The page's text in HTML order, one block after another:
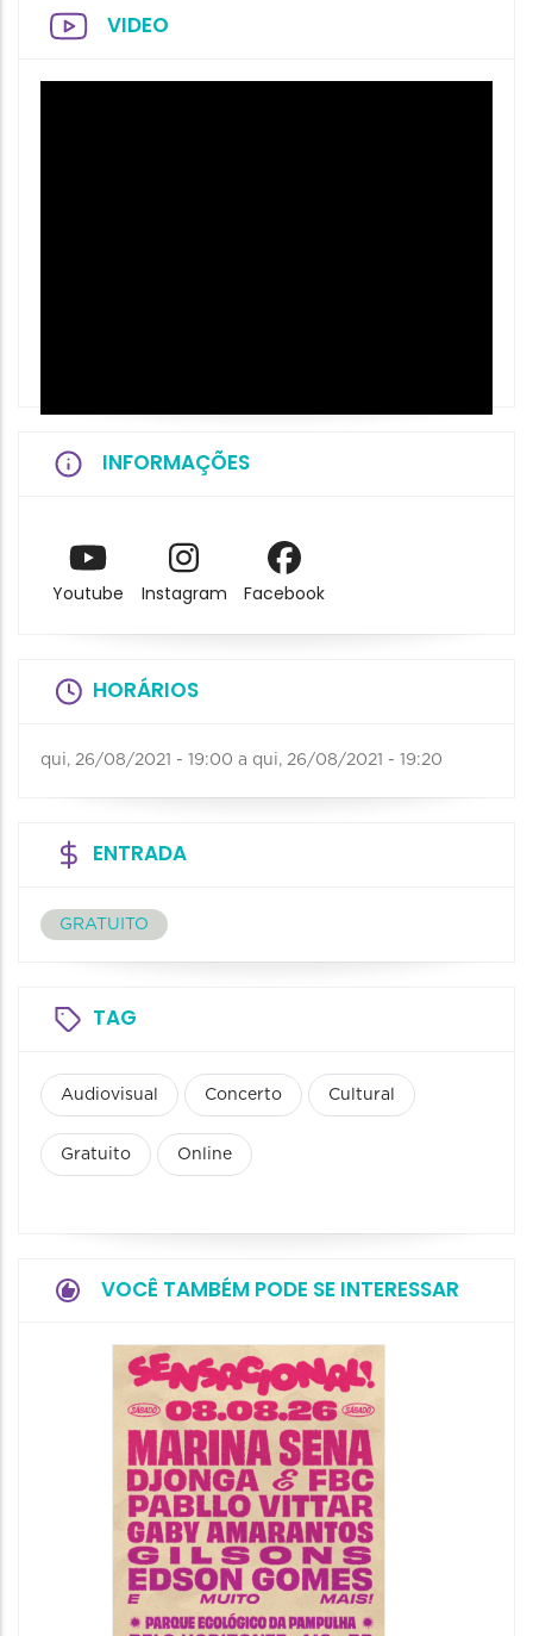
VIDEO
INFORMAÇÕES
Youtube Instagram Facebook
HORÁRIOS
qui, 26/08/2021 - 19:00 a qui, 26/08/2021 - 19:20
ENTRADA
GRATUITO
TAG
Audiovisual Concerto Cultural
Gratuito Online
VOCÊ TAMBÉM PODE SE INTERESSAR